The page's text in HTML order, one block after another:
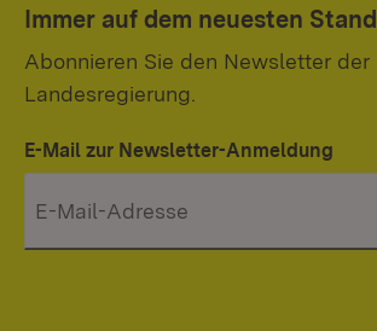
Immer auf dem neuesten Stand
Abonnieren Sie den Newsletter der
Landesregierung.
E-Mail zur Newsletter-Anmeldung